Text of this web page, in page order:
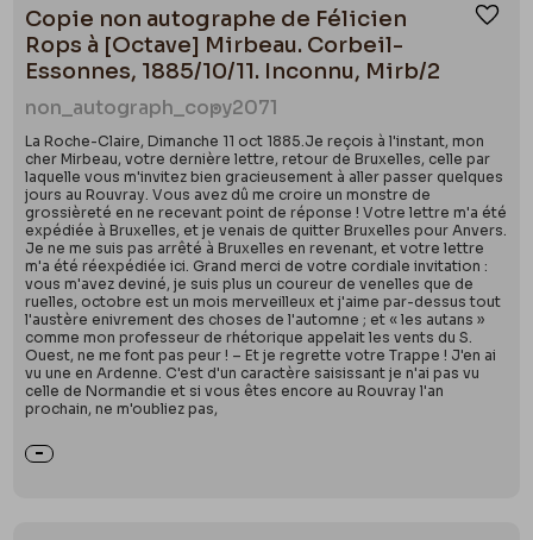
Copie non autographe de Félicien
Rops à [Octave] Mirbeau. Corbeil-
Essonnes, 1885/10/11. Inconnu, Mirb/2
non_autograph_copy2071
La Roche-Claire, Dimanche 11 oct 1885.Je reçois à l'instant, mon
cher Mirbeau, votre dernière lettre, retour de Bruxelles, celle par
laquelle vous m'invitez bien gracieusement à aller passer quelques
jours au Rouvray. Vous avez dû me croire un monstre de
grossièreté en ne recevant point de réponse ! Votre lettre m'a été
expédiée à Bruxelles, et je venais de quitter Bruxelles pour Anvers.
Je ne me suis pas arrêté à Bruxelles en revenant, et votre lettre
m'a été réexpédiée ici. Grand merci de votre cordiale invitation :
vous m'avez deviné, je suis plus un coureur de venelles que de
ruelles, octobre est un mois merveilleux et j'aime par-dessus tout
l'austère enivrement des choses de l'automne ; et « les autans »
comme mon professeur de rhétorique appelait les vents du S.
Ouest, ne me font pas peur ! – Et je regrette votre Trappe ! J'en ai
vu une en Ardenne. C'est d'un caractère saisissant je n'ai pas vu
celle de Normandie et si vous êtes encore au Rouvray l'an
prochain, ne m'oubliez pas,